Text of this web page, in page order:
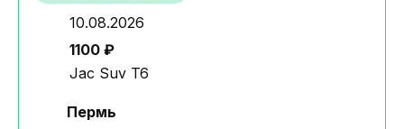
10.08.2026
1100 ₽
Jac Suv T6
Пермь